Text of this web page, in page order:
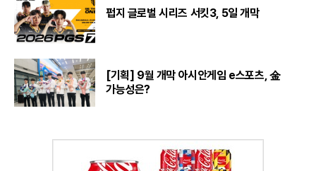
펍지 글로벌 시리즈 서킷3, 5일 개막
[기획] 9월 개막 아시안게임 e스포츠, 金
가능성은?